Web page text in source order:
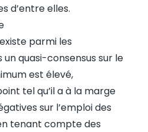
d’entre elles.
parmi les
quasi-consensus sur le
est élevé,
tel qu’il a à la marge
sur l’emploi des
tenant compte des